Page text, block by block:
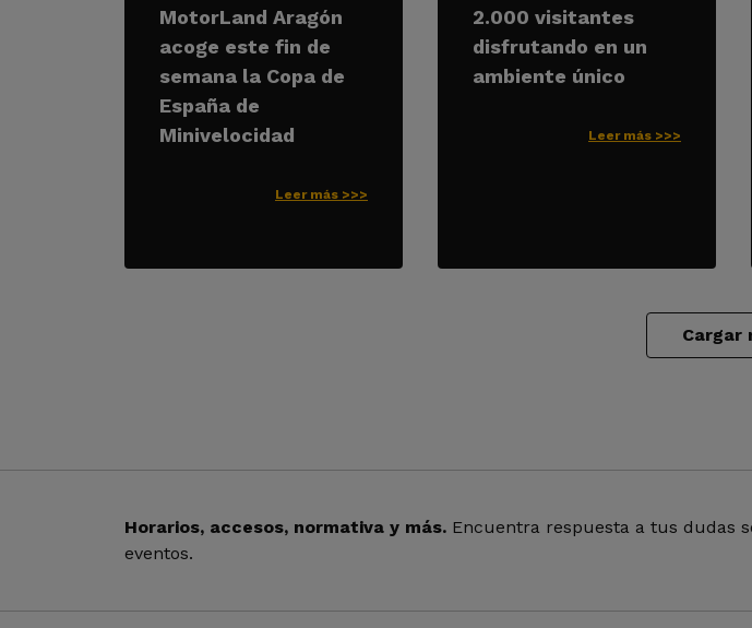
MotorLand Aragón
acoge este fin de
semana la Copa de
España de
Minivelocidad
Leer más >>>
2.000 visitantes
disfrutando en un
ambiente único
Leer más >>>
Cargar
Horarios, accesos, normativa y más. Encuentra respuesta a tus dudas
eventos.